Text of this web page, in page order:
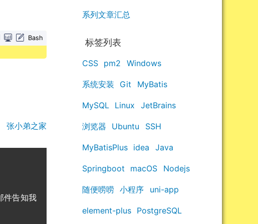
Bash
张小弟之家
件告知我
系列文章汇总
标签列表
CSS pm2 Windows
系统安装 Git MyBatis
MySQL Linux JetBrains
浏览器 Ubuntu SSH
MyBatisPlus idea Java
Springboot macOS Nodejs
随便唠唠 小程序 uni-app
element-plus PostgreSQL